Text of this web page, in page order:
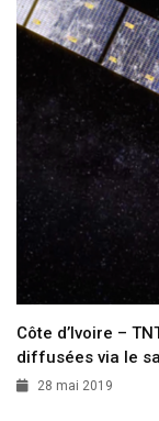
Côte d’Ivoire –
diffusées via le
28 mai 2019